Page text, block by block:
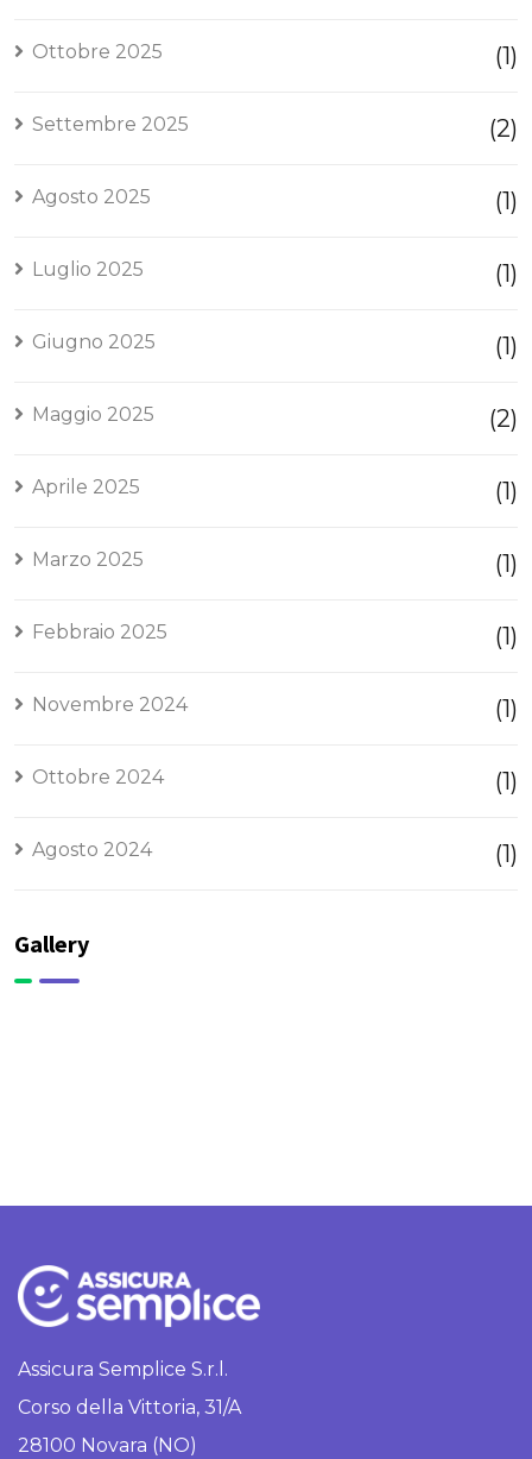
Ottobre 2025 (1)
Settembre 2025 (2)
Agosto 2025 (1)
Luglio 2025 (1)
Giugno 2025 (1)
Maggio 2025 (2)
Aprile 2025 (1)
Marzo 2025 (1)
Febbraio 2025 (1)
Novembre 2024 (1)
Ottobre 2024 (1)
Agosto 2024 (1)
Gallery
Assicura Semplice S.r.l.
Corso della Vittoria, 31/A
28100 Novara (NO)